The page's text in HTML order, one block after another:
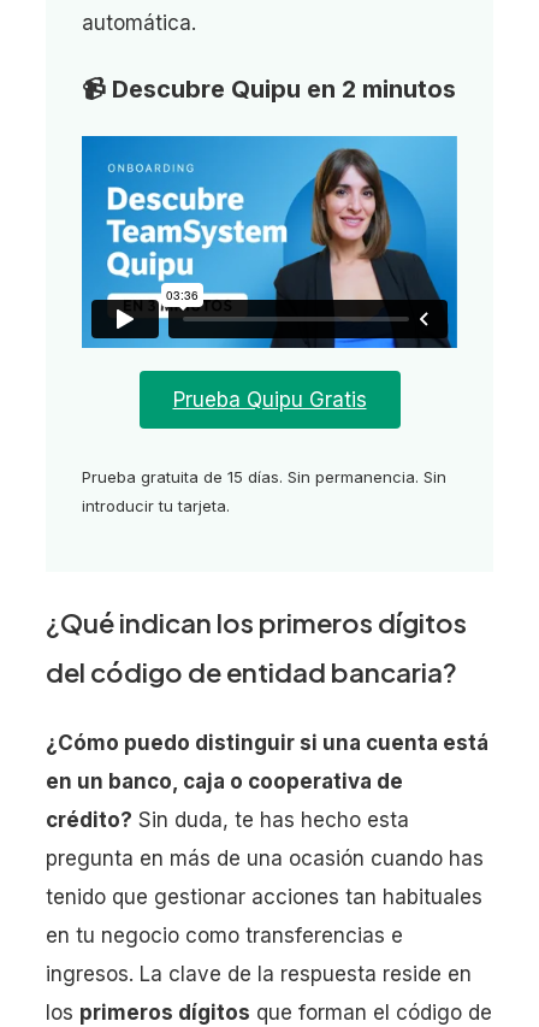
automática.
📹 Descubre Quipu en 2 minutos
Prueba Quipu Gratis
Prueba gratuita de 15 días. Sin permanencia. Sin
introducir tu tarjeta.
¿Qué indican los primeros dígitos
del código de entidad bancaria?
¿Cómo puedo distinguir si una cuenta está
en un banco, caja o cooperativa de
crédito? Sin duda, te has hecho esta
pregunta en más de una ocasión cuando has
tenido que gestionar acciones tan habituales
en tu negocio como transferencias e
ingresos. La clave de la respuesta reside en
los primeros dígitos que forman el código de